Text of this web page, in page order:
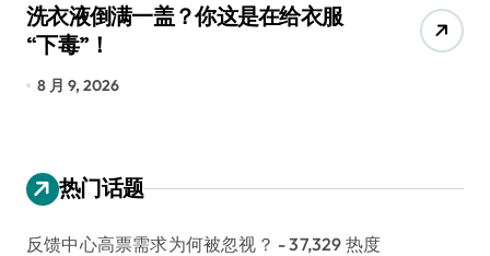
洗衣液倒满一盖？你这是在给衣服
“下毒”！
8 月 9, 2026
热门话题
反馈中心高票需求为何被忽视？ - 37,329 热度